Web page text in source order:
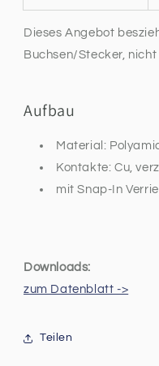
Dieses Angebot
Buchsen/Stecker, nicht
Aufbau
Material:
Kontakte: Cu,
mit Snap-In
Downloads:
zum Datenblatt ->
Teilen